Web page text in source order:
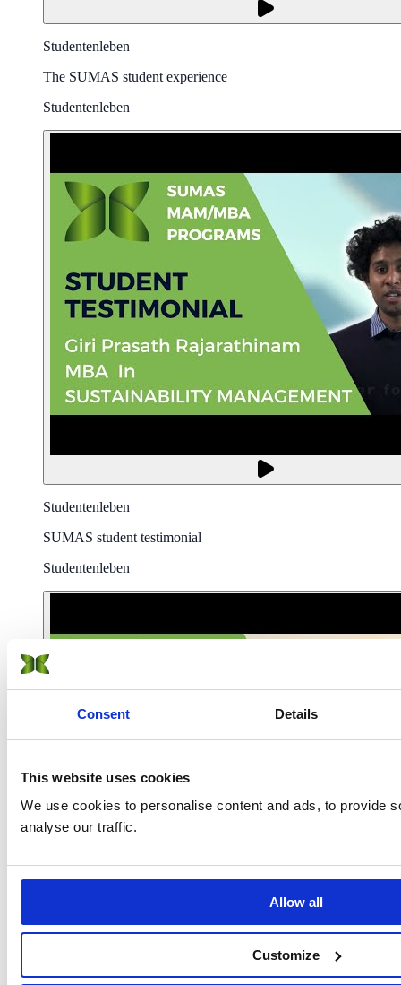
Consent Details
This website uses cookies
We use cookies to personalise content and ads, to provide
analyse our traffic.
Allow all
Customize
Studentenleben
The SUMAS student experience
Studentenleben
Studentenleben
SUMAS student testimonial
Studentenleben